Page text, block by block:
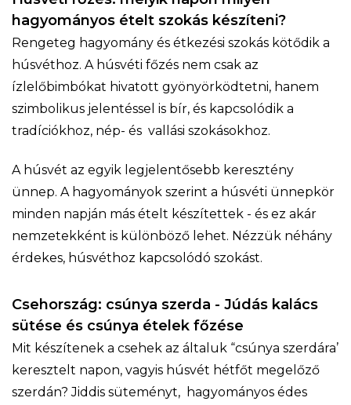
hagyományos ételt szokás készíteni?
Rengeteg hagyomány és étkezési szokás kötődik a
húsvéthoz. A húsvéti főzés nem csak az
ízlelőbimbókat hivatott gyönyörködtetni, hanem
szimbolikus jelentéssel is bír, és kapcsolódik a
tradíciókhoz, nép- és vallási szokásokhoz.
A húsvét az egyik legjelentősebb keresztény
ünnep. A hagyományok szerint a húsvéti ünnepkör
minden napján más ételt készítettek - és ez akár
nemzetekként is különböző lehet. Nézzük néhány
érdekes, húsvéthoz kapcsolódó szokást.
Csehország: csúnya szerda - Júdás kalács
sütése és csúnya ételek főzése
Mit készítenek a csehek az általuk “csúnya szerdára’
keresztelt napon, vagyis húsvét hétfőt megelőző
szerdán? Jiddis süteményt, hagyományos édes